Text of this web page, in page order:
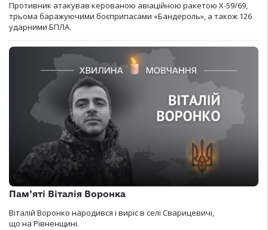
Противник атакував керованою авіаційною ракетою Х-59/69,
трьома баражуючими боєприпасами «Бандероль», а також 126
ударними БПЛА.
Пам’яті Віталія Воронка
Віталій Воронко народився і виріс в селі Сварицевичі,
що на Рівненщині.